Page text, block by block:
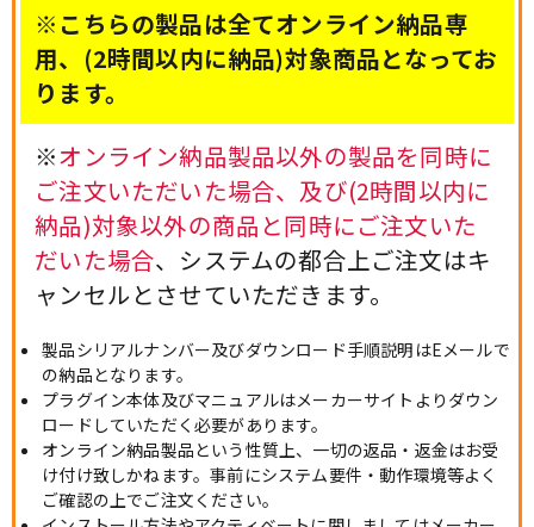
※こちらの製品は全てオンライン納品専
用、(2時間以内に納品)対象商品となってお
ります。
※オンライン納品製品以外の製品を同時に
ご注文いただいた場合、及び(2時間以内に
納品)対象以外の商品と同時にご注文いた
だいた場合、システムの都合上ご注文はキ
ャンセルとさせていただきます。
製品シリアルナンバー及びダウンロード手順説明はEメールで
の納品となります。
プラグイン本体及びマニュアルはメーカーサイトよりダウン
ロードしていただく必要があります。
オンライン納品製品という性質上、一切の返品・返金はお受
け付け致しかねます。事前にシステム要件・動作環境等よく
ご確認の上でご注文ください。